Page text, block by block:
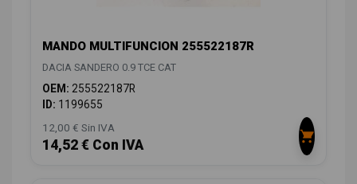
MANDO MULTIFUNCION 255522187R
DACIA SANDERO 0.9 TCE CAT
OEM: 255522187R
ID: 1199655
12,00 € Sin IVA
14,52 € Con IVA